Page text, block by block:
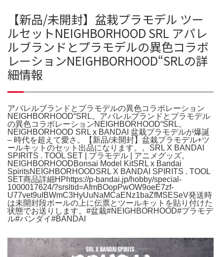
【新品/未開封】盆栽プラモデル ツー
ルセットNEIGHBORHOOD SRL アパレ
ルブランドとプラモデルの異色コラボ
レーションNEIGHBORHOOD“SRLの詳
細情報
アパレルブランドとプラモデルの異色コラボレーション
NEIGHBORHOOD“SRL。アパレルブランドとプラモデル
の異色コラボレーションNEIGHBORHOOD“SRL。
NEIGHBORHOOD SRL x BANDAI 盆栽プラモデルが爆誕
– 時代を超えて愛さ。【新品/未開封】盆栽プラモデル+ツ
ールキットのセット出品になります。。SRL X BANDAI
SPIRITS . TOOL SET | プラモデル | アニメグッズ。
NEIGHBORHOODBonsai Model KitSRL x Bandai
SpiritsNEIGHBORHOODSRL X BANDAI SPIRITS . TOOL
SET商品詳細HPhttps://p-bandai.jp/hobby/special-
1000017624/?srsltid=AfmBOopPwOW9oeE7zf-
U77vet9uIBWmC3HyUuNaMCaENz1baZfMSESeV発送時
は未開封段ボールの上に伝票とツールキットを貼り付けた
状態でお送りします。#盆栽#NEIGHBORHOOD#プラモデ
ル#バンダイ#BANDAI